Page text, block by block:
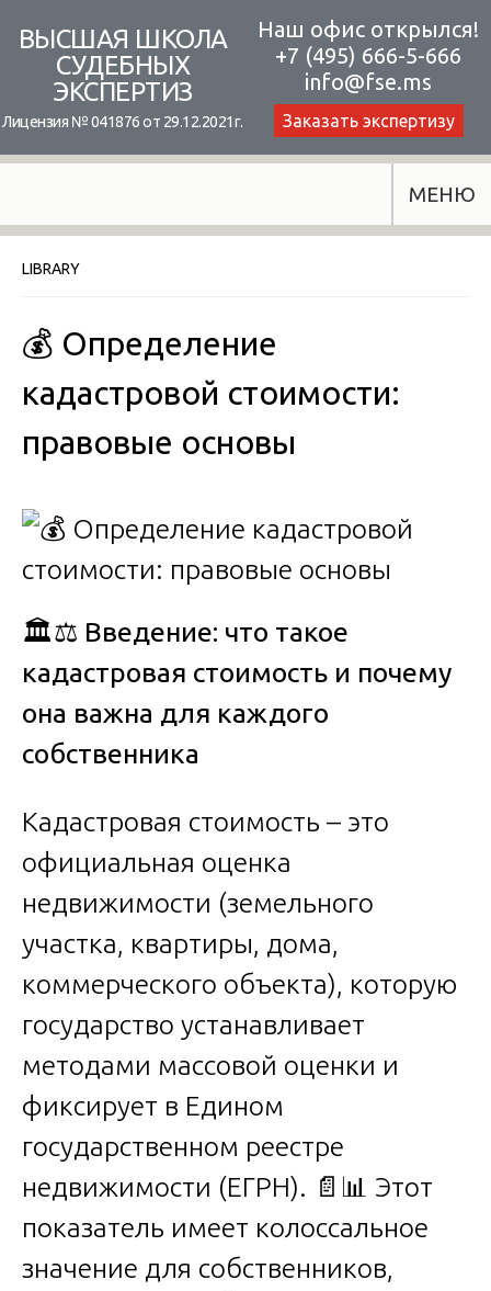
content
ВЫСШАЯ ШКОЛА
СУДЕБНЫХ
ЭКСПЕРТИЗ
Лицензия № 041876 от 29.12.2021г.
Наш офис открылся!
+7 (495) 666-5-666
info@fse.ms
Заказать экспертизу
МЕНЮ
LIBRARY
💰 Определение
кадастровой стоимости:
правовые основы
🏛️⚖️ Введение: что такое
кадастровая стоимость и почему
она важна для каждого
собственника
Кадастровая стоимость – это
официальная оценка
недвижимости (земельного
участка, квартиры, дома,
коммерческого объекта), которую
государство устанавливает
методами массовой оценки и
фиксирует в Едином
государственном реестре
недвижимости (ЕГРН). 📄📊 Этот
показатель имеет колоссальное
значение для собственников,